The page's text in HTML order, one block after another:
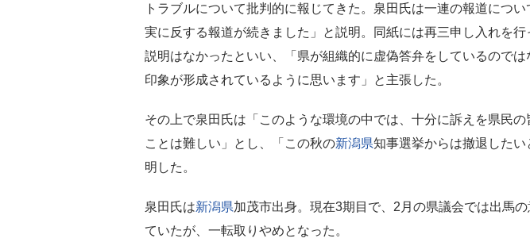
トラブルについて批判的に報じてきた。泉田氏は一連の報道につ
実に反する報道が続きました」と説明。同紙には再三申し入れを
説明はなかったといい、「県が組織的に虚偽答弁をしているのでは
印象が形成されているように思います」と主張した。
その上で泉田氏は「このような環境の中では、十分に訴えを県民の
ことは難しい」とし、「この秋の新潟県知事選挙からは撤退したい
明した。
泉田氏は新潟県加茂市出身。現在3期目で、2月の県議会では出馬
ていたが、一転取りやめとなった。